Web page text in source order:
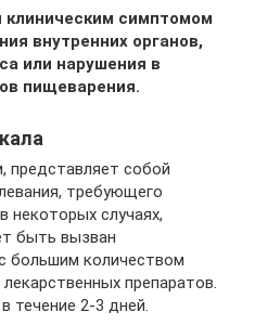
симптомом
внутренних органов,
или нарушения в
пищеварения.
представляет собой
требующего
некоторых случаях,
быть вызван
большим количеством
препаратов.
течение 2-3 дней.